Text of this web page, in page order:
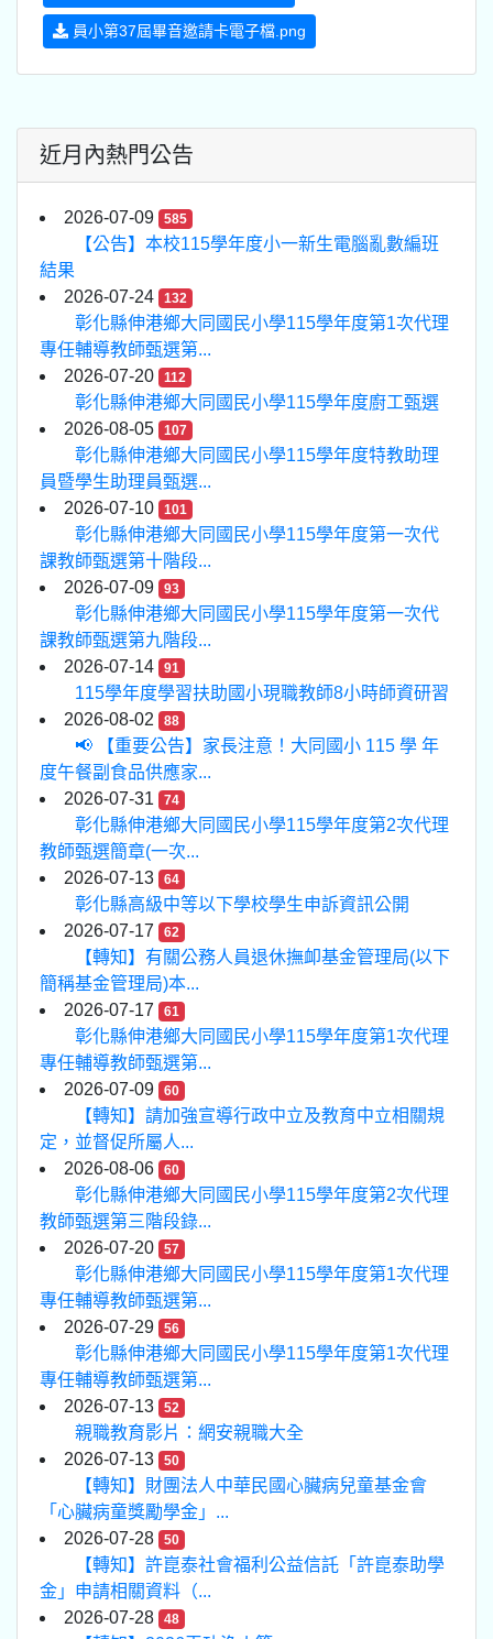
員小第37屆畢音邀請卡電子檔.png
近月內熱門公告
2026-07-09 585
【公告】本校115學年度小一新生電腦亂數編班
結果
2026-07-24
132
彰化縣伸港鄉大同國民小學115學年度第1次代理
專任輔導教師甄選第...
2026-07-20
112
彰化縣伸港鄉大同國民小學115學年度廚工甄選
2026-08-05
107
彰化縣伸港鄉大同國民小學115學年度特教助理
員暨學生助理員甄選...
2026-07-10
101
彰化縣伸港鄉大同國民小學115學年度第一次代
課教師甄選第十階段...
2026-07-09
93
彰化縣伸港鄉大同國民小學115學年度第一次代
課教師甄選第九階段...
2026-07-14
91
115學年度學習扶助國小現職教師8小時師資研習
2026-08-02
88
📢 【重要公告】家長注意！大同國小 115 學 年
度午餐副食品供應家...
2026-07-31
74
彰化縣伸港鄉大同國民小學115學年度第2次代理
教師甄選簡章(一次...
2026-07-13
64
彰化縣高級中等以下學校學生申訴資訊公開
2026-07-17
62
【轉知】有關公務人員退休撫卹基金管理局(以下
簡稱基金管理局)本...
2026-07-17
61
彰化縣伸港鄉大同國民小學115學年度第1次代理
專任輔導教師甄選第...
2026-07-09
60
【轉知】請加強宣導行政中立及教育中立相關規
定，並督促所屬人...
2026-08-06
60
彰化縣伸港鄉大同國民小學115學年度第2次代理
教師甄選第三階段錄...
2026-07-20
57
彰化縣伸港鄉大同國民小學115學年度第1次代理
專任輔導教師甄選第...
2026-07-29
56
彰化縣伸港鄉大同國民小學115學年度第1次代理
專任輔導教師甄選第...
2026-07-13
52
親職教育影片：網安親職大全
2026-07-13
50
【轉知】財團法人中華民國心臟病兒童基金會
「心臟病童獎勵學金」...
2026-07-28
50
【轉知】許崑泰社會福利公益信託「許崑泰助學
金」申請相關資料（...
2026-07-28
48